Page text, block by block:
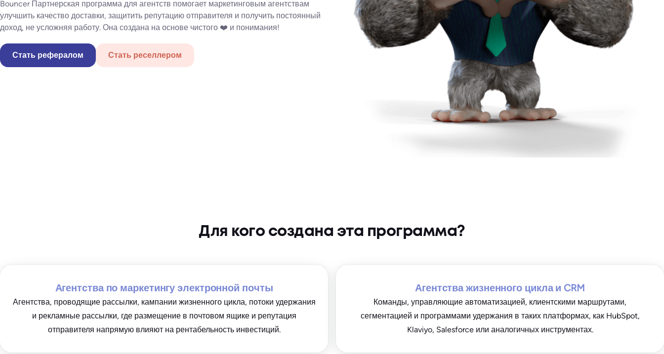
Bouncer Партнерская программа для агентств помогает маркетинговым агентствам
улучшить качество доставки, защитить репутацию отправителя и получить постоянный
доход, не усложняя работу. Она создана на основе чистого ❤️ и понимания!
Стать рефералом Стать реселлером
Для кого создана эта программа?
Агентства по маркетингу электронной почты
Агентства, проводящие рассылки, кампании жизненного цикла, потоки удержания
и рекламные рассылки, где размещение в почтовом ящике и репутация
отправителя напрямую влияют на рентабельность инвестиций.
Агентства жизненного цикла и CRM
Команды, управляющие автоматизацией, клиентскими маршрутами,
сегментацией и программами удержания в таких платформах, как HubSpot,
Klaviyo, Salesforce или аналогичных инструментах.